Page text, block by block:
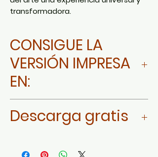
transformadora.
CONSIGUE LA
VERSIÓN IMPRESA
EN:
Ir a AMAZON ESTADOS UNIDOS Y
Descarga gratis